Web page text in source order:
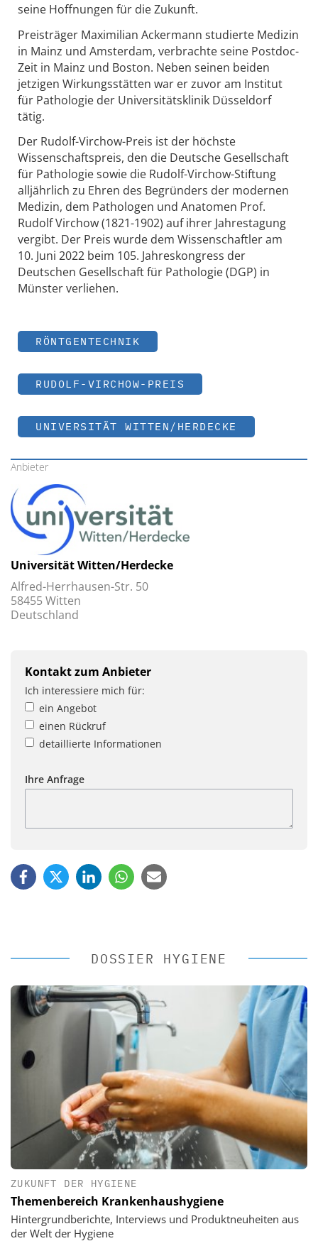
seine Hoffnungen für die Zukunft.
Preisträger Maximilian Ackermann studierte Medizin
in Mainz und Amsterdam, verbrachte seine Postdoc-
Zeit in Mainz und Boston. Neben seinen beiden
jetzigen Wirkungsstätten war er zuvor am Institut
für Pathologie der Universitätsklinik Düsseldorf
tätig.
Der Rudolf-Virchow-Preis ist der höchste
Wissenschaftspreis, den die Deutsche Gesellschaft
für Pathologie sowie die Rudolf-Virchow-Stiftung
alljährlich zu Ehren des Begründers der modernen
Medizin, dem Pathologen und Anatomen Prof.
Rudolf Virchow (1821-1902) auf ihrer Jahrestagung
vergibt. Der Preis wurde dem Wissenschaftler am
10. Juni 2022 beim 105. Jahreskongress der
Deutschen Gesellschaft für Pathologie (DGP) in
Münster verliehen.
RÖNTGENTECHNIK
RUDOLF-VIRCHOW-PREIS
UNIVERSITÄT WITTEN/HERDECKE
Anbieter
Universität Witten/Herdecke
Alfred-Herrhausen-Str. 50
58455 Witten
Deutschland
Kontakt zum Anbieter
Ich interessiere mich für:
ein Angebot
einen Rückruf
detaillierte Informationen
Ihre Anfrage
DOSSIER HYGIENE
ZUKUNFT DER HYGIENE
Themenbereich Krankenhaushygiene
Hintergrundberichte, Interviews und Produktneuheiten aus
der Welt der Hygiene